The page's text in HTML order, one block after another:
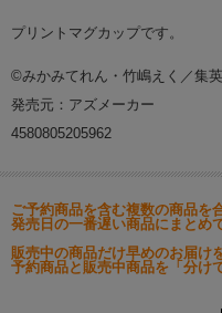
プリントマグカップです。
©みかみてれん・竹嶋えく／集
発売元：アズメーカー
4580805205962
ご予約商品を含む複数の商品を
発売日の一番遅い商品にまとめ
販売中の商品だけ早めのお届け
予約商品と販売中商品を「分け